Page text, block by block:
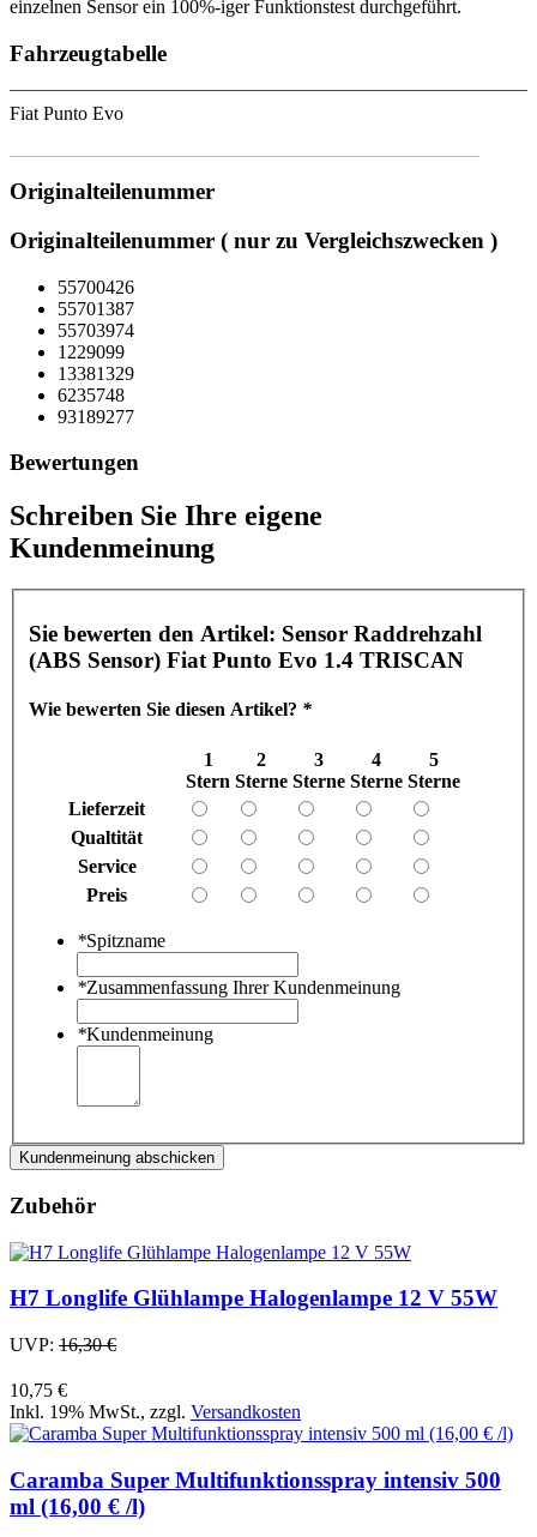
einzelnen Sensor ein 100%-iger Funktionstest durchgeführt.
Fahrzeugtabelle
Fiat Punto Evo
Originalteilenummer
Originalteilenummer ( nur zu Vergleichszwecken )
55700426
55701387
55703974
1229099
13381329
6235748
93189277
Bewertungen
Schreiben Sie Ihre eigene
Kundenmeinung
Sie bewerten den Artikel: Sensor Raddrehzahl
(ABS Sensor) Fiat Punto Evo 1.4 TRISCAN
Wie bewerten Sie diesen Artikel? *
1
Stern
2
Sterne
3
Sterne
4
Sterne
5
Sterne
Lieferzeit
Qualtität
Service
Preis
*Spitzname
*Zusammenfassung Ihrer Kundenmeinung
*Kundenmeinung
Kundenmeinung abschicken
Zubehör
H7 Longlife Glühlampe Halogenlampe 12 V 55W
UVP: 16,30 €
10,75 €
Inkl. 19% MwSt., zzgl. Versandkosten
Caramba Super Multifunktionsspray intensiv 500
ml (16,00 € /l)